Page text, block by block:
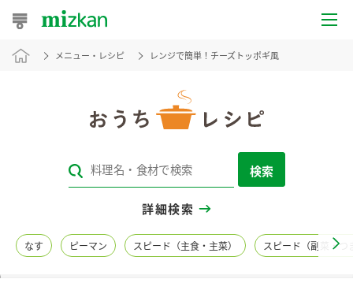
おうちレシピ
レシピカテゴリ一覧
レシピ名特集
メニュー・レシピ レンジで簡単！チーズトッポギ風
検索
詳細検索
なす ピーマン スピード（主食・主菜） スピード（副菜・つ